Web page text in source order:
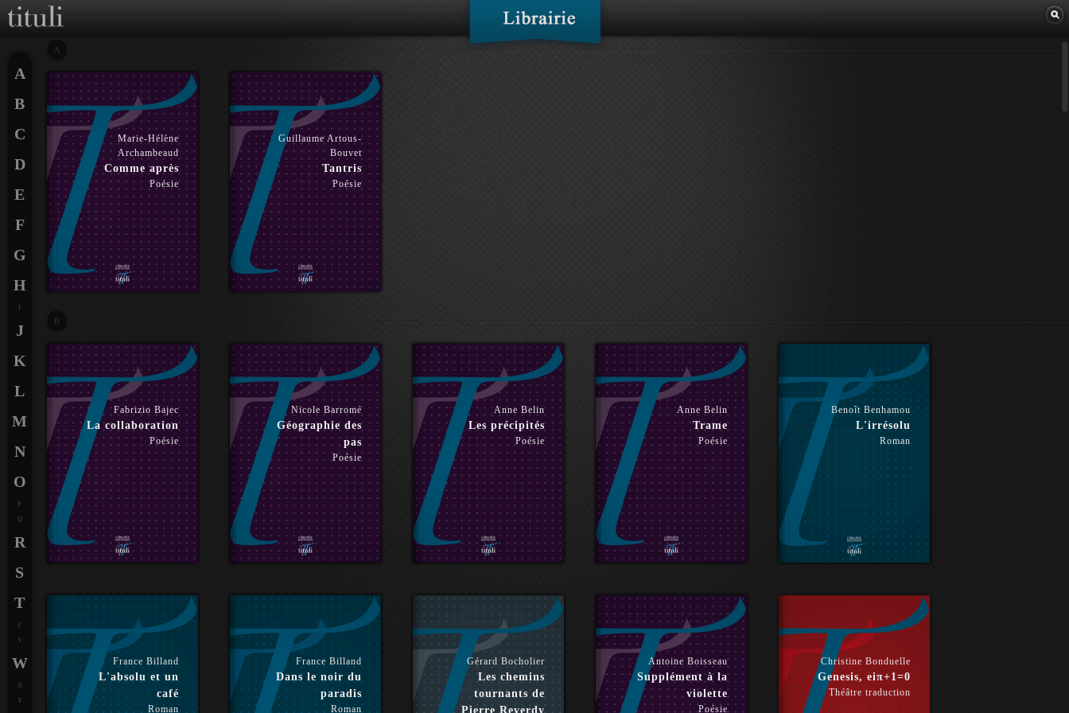
A
Marie-Hélène
Archambeaud
Comme après
Poésie
Guillaume Artous-
Bouvet
Tantris
Poésie
B
Fabrizio Bajec
La collaboration
Poésie
Nicole Barromé
Géographie des
pas
Poésie
Anne Belin
Les précipités
Poésie
Anne Belin
Trame
Poésie
Benoît Benhamou
L'irrésolu
Roman
France Billand
L'absolu et un
café
Roman
France Billand
Dans le noir du
paradis
Roman
Gérard Bocholier
Les chemins
tournants de
Pierre Reverdy
Antoine Boisseau
Supplément à la
violette
Poésie
Christine Bonduelle
Genesis, eiπ+1=0
Théâtre traduction
A
B
C
D
E
F
G
H
J
K
L
M
N
O
P
Q
R
S
T
U
V
W
X
Y